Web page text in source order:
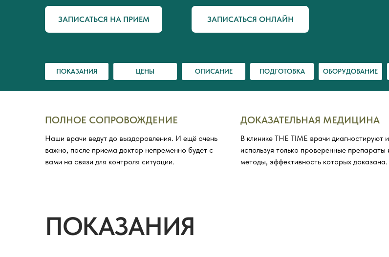
ЗАПИСАТЬСЯ ОНЛАЙН
ЗАПИСАТЬСЯ НА ПРИЕМ
ПОКАЗАНИЯ ЦЕНЫ ОПИСАНИЕ ПОДГОТОВКА ОБОРУДОВАНИЕ
ПОЛНОЕ СОПРОВОЖДЕНИЕ
Наши врачи ведут до выздоровления. И ещё очень
важно, после приема доктор непременно будет с
вами на связи для контроля ситуации.
ДОКАЗАТЕЛЬНАЯ МЕДИЦИНА
В клинике THE TIME врачи диагностируют
используя только проверенные препараты
методы, эффективность которых доказана.
ПОКАЗАНИЯ